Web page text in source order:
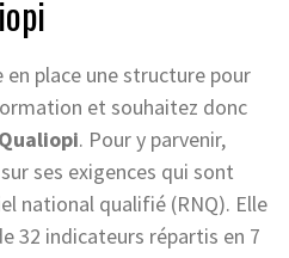
place une structure pour
et souhaitez donc
. Pour y parvenir,
sur ses exigences qui sont
national qualifié (RNQ). Elle
32 indicateurs répartis en 7